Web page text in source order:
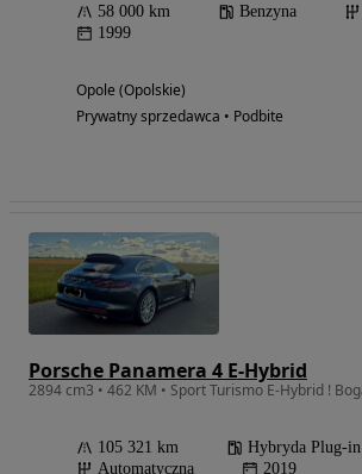
58 000 km Benzyna
1999
Opole (Opolskie)
Prywatny sprzedawca • Podbite
Porsche Panamera 4 E-Hybrid
105 321 km
Hybryda Plug-in
Automatyczna
2019